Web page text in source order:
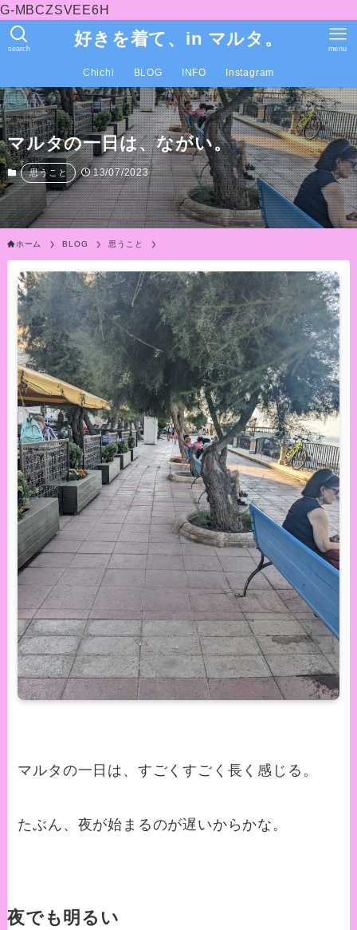
G-MBCZSVEE6H
好きを着て、in マルタ。
search menu
Chichi BLOG INFO Instagram
マルタの一日は、ながい。
思うこと 13/07/2023
ホーム BLOG 思うこと
マルタの一日は、すごくすごく長く感じる。
たぶん、夜が始まるのが遅いからかな。
夜でも明るい